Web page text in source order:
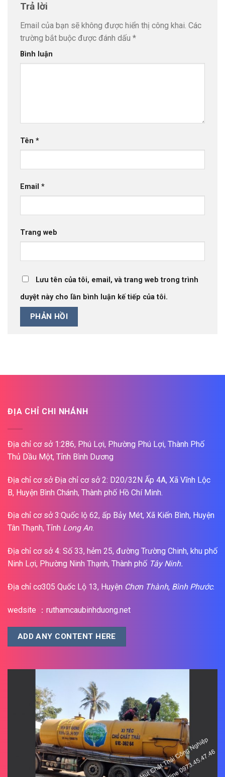
Trả lời
Email của bạn sẽ không được hiển thị công khai. Các
trường bắt buộc được đánh dấu *
Bình luận
Tên *
Email *
Trang web
Lưu tên của tôi, email, và trang web trong trình
duyệt này cho lần bình luận kế tiếp của tôi.
ĐỊA CHỈ CHI NHÁNH
Địa chỉ cơ sở 1:286, Phú Lợi, Phường Phú Lợi, Thành Phố
Thủ Dầu Một, Tỉnh Bình Dương
Địa chỉ cơ sở Địa chỉ cơ sở 2: D20/32N Ấp 4A, Xã Vĩnh Lộc
B, Huyện Bình Chánh, Thành phố Hồ Chí Minh.
Địa chỉ cơ sở 3:Quốc lộ 62, ấp Bảy Mét, Xã Kiến Bình, Huyện
Tân Thạnh, Tỉnh Long An.
Địa chỉ cơ sở 4: Số 33, hẻm 25, đường Trường Chinh, khu phố
Ninh Lợi, Phường Ninh Thạnh, Thành phố Tây Ninh.
Địa chỉ cơ305 Quốc Lộ 13, Huyện Chơn Thành, Bình Phước.
wedsite ：ruthamcaubinhduong.net
ADD ANY CONTENT HERE